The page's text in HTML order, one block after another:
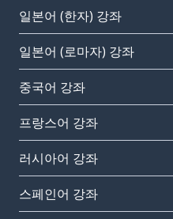
일본어 (한자) 강좌
일본어 (로마자) 강좌
중국어 강좌
프랑스어 강좌
러시아어 강좌
스페인어 강좌